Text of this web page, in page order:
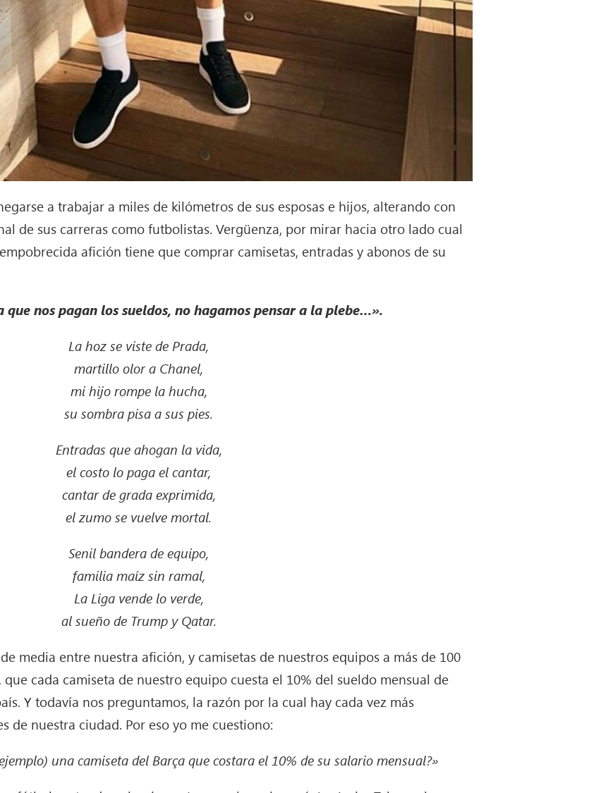
a trabajar a miles de kilómetros de sus esposas e hijos, alterando con
de sus carreras como futbolistas. Vergüenza, por mirar hacia otro lado cual
afición tiene que comprar camisetas, entradas y abonos de su
que nos pagan los sueldos, no hagamos pensar a la plebe…».
La hoz se viste de Prada,
martillo olor a Chanel,
mi hijo rompe la hucha,
su sombra pisa a sus pies.
Entradas que ahogan la vida,
el costo lo paga el cantar,
cantar de grada exprimida,
el zumo se vuelve mortal.
Senil bandera de equipo,
familia maíz sin ramal,
La Liga vende lo verde,
al sueño de Trump y Qatar.
media entre nuestra afición, y camisetas de nuestros equipos a más de 100
cada camiseta de nuestro equipo cuesta el 10% del sueldo mensual de
Y todavía nos preguntamos, la razón por la cual hay cada vez más
de nuestra ciudad. Por eso yo me cuestiono:
una camiseta del Barça que costara el 10% de su salario mensual?»